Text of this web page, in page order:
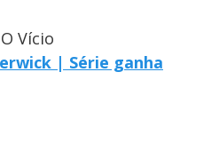
Vício
| Série ganha